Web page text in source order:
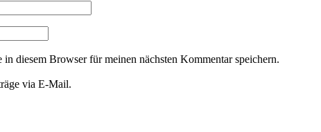
diesem Browser für meinen nächsten Kommentar speichern.
via E-Mail.